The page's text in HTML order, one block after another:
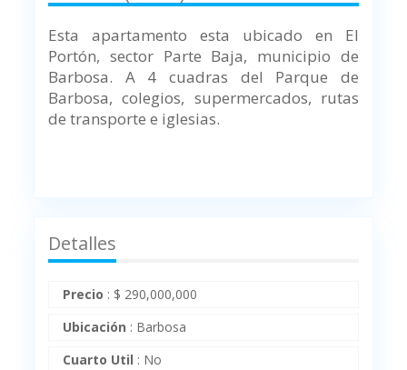
Esta apartamento esta ubicado en El
Portón, sector Parte Baja, municipio de
Barbosa. A 4 cuadras del Parque de
Barbosa, colegios, supermercados, rutas
de transporte e iglesias.
Detalles
Precio : $ 290,000,000
Ubicación : Barbosa
Cuarto Util : No